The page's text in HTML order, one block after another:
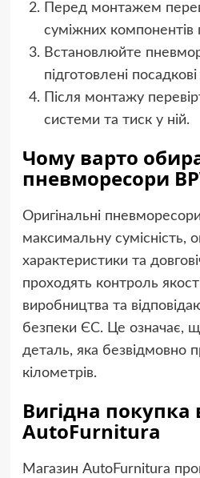
Перед монтажем
суміжних компонентів
Встановлюйте
підготовлені
Після монтажу
системи та тиск у ній.
Чому варто
пневморесори
Оригінальні
максимальну сумісність,
характеристики та
проходять контроль
виробництва та
безпеки ЄС. Це означає,
деталь, яка безвідмовно
кілометрів.
Вигідна покупка
AutoFurnitura
Магазин AutoFurnitura